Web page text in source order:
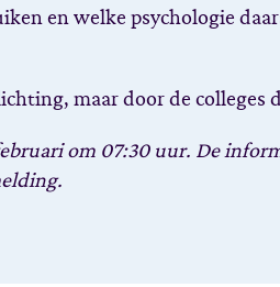
en welke psychologie
maar door de colleges
om 07:30 uur. De